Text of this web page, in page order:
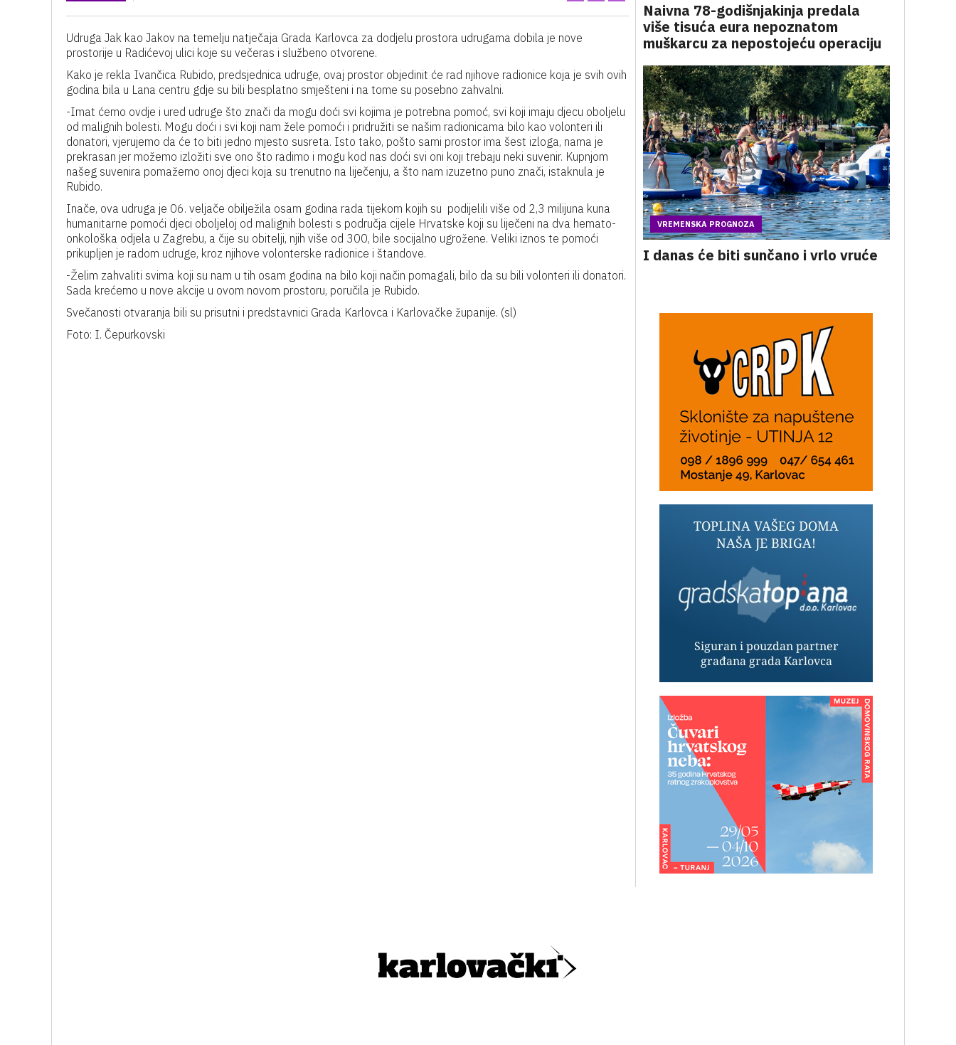
Udruga Jak kao Jakov na temelju natječaja Grada Karlovca za dodjelu prostora udrugama dobila je nove
prostorije u Radićevoj ulici koje su večeras i službeno otvorene.
Kako je rekla Ivančica Rubido, predsjednica udruge, ovaj prostor objedinit će rad njihove radionice koja je svih ovih
godina bila u Lana centru gdje su bili besplatno smješteni i na tome su posebno zahvalni.
-Imat ćemo ovdje i ured udruge što znači da mogu doći svi kojima je potrebna pomoć, svi koji imaju djecu oboljelu
od malignih bolesti. Mogu doći i svi koji nam žele pomoći i pridružiti se našim radionicama bilo kao volonteri ili
donatori, vjerujemo da će to biti jedno mjesto susreta. Isto tako, pošto sami prostor ima šest izloga, nama je
prekrasan jer možemo izložiti sve ono što radimo i mogu kod nas doći svi oni koji trebaju neki suvenir. Kupnjom
našeg suvenira pomažemo onoj djeci koja su trenutno na liječenju, a što nam izuzetno puno znači, istaknula je
Rubido.
Inače, ova udruga je 06. veljače obilježila osam godina rada tijekom kojih su podijelili više od 2,3 milijuna kuna
humanitarne pomoći djeci oboljeloj od malignih bolesti s područja cijele Hrvatske koji su liječeni na dva hemato-
onkološka odjela u Zagrebu, a čije su obitelji, njih više od 300, bile socijalno ugrožene. Veliki iznos te pomoći
prikupljen je radom udruge, kroz njihove volonterske radionice i štandove.
-Želim zahvaliti svima koji su nam u tih osam godina na bilo koji način pomagali, bilo da su bili volonteri ili donatori.
Sada krećemo u nove akcije u ovom novom prostoru, poručila je Rubido.
Svečanosti otvaranja bili su prisutni i predstavnici Grada Karlovca i Karlovačke županije. (sl)
Foto: I. Čepurkovski
Naivna 78-godišnjakinja predala
više tisuća eura nepoznatom
muškarcu za nepostojeću operaciju
VREMENSKA PROGNOZA
I danas će biti sunčano i vrlo vruće